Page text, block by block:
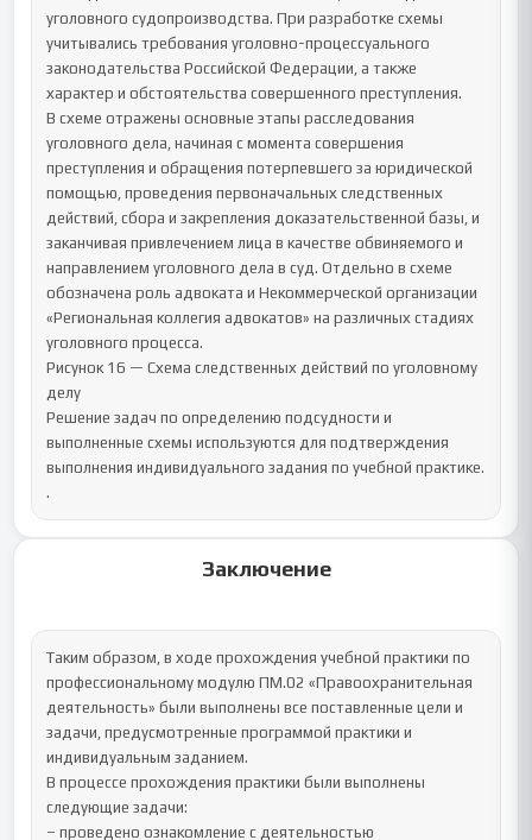
Заключение
Таким образом, в ходе прохождения учебной практики по
профессиональному модулю ПМ.02 «Правоохранительная
деятельность» были выполнены все поставленные цели и
задачи, предусмотренные программой практики и
индивидуальным заданием.
В процессе прохождения практики были выполнены
следующие задачи:
– проведено ознакомление с деятельностью